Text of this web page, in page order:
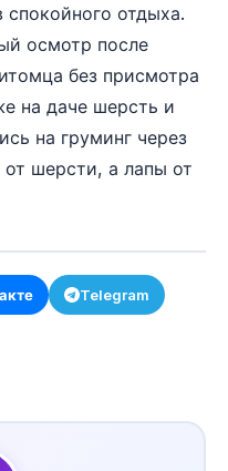
спокойного отдыха.
осмотр после
без присмотра
на даче шерсть и
на груминг через
шерсти, а лапы от
Telegram